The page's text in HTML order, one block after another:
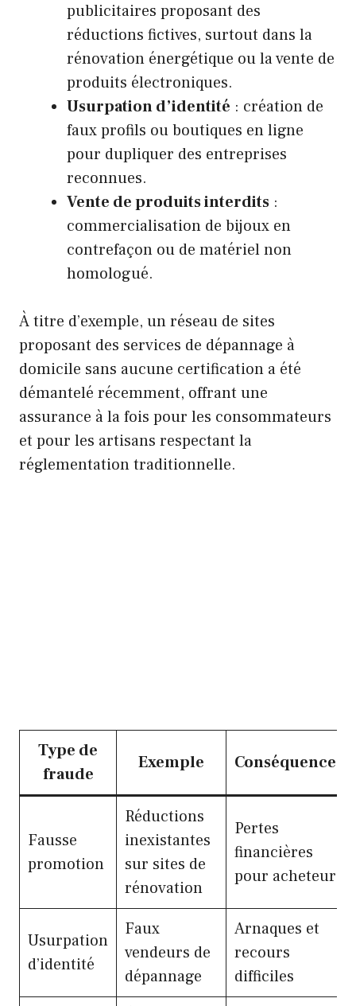
publicitaires proposant des
réductions fictives, surtout dans la
rénovation énergétique ou la vente de
produits électroniques.
Usurpation d’identité : création de
faux profils ou boutiques en ligne
pour dupliquer des entreprises
reconnues.
Vente de produits interdits :
commercialisation de bijoux en
contrefaçon ou de matériel non
homologué.
À titre d’exemple, un réseau de sites
proposant des services de dépannage à
domicile sans aucune certification a été
démantelé récemment, offrant une
assurance à la fois pour les consommateurs
et pour les artisans respectant la
réglementation traditionnelle.
Type de
fraude
Exemple Conséquences
Fausse
promotion
Réductions
inexistantes
sur sites de
rénovation
Pertes
financières
pour acheteurs
Usurpation
d’identité
Faux
vendeurs de
dépannage
Arnaques et
recours
difficiles